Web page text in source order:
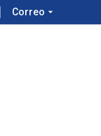
Correo arrow_drop_down